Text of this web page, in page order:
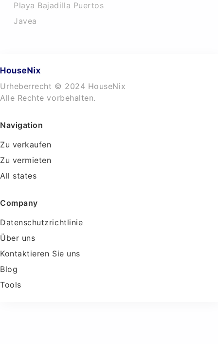
Playa Bajadilla Puertos
Javea
Urheberrecht © 2024 HouseNix
Alle Rechte vorbehalten.
Navigation
Zu verkaufen
Zu vermieten
All states
Company
Datenschutzrichtlinie
Über uns
Kontaktieren Sie uns
Blog
Tools